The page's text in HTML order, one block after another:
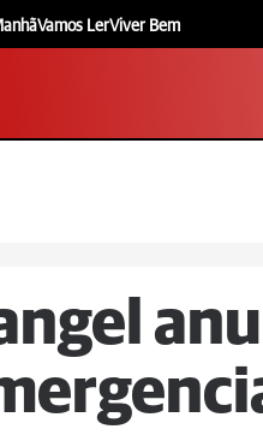
Vamos LerViver Bem